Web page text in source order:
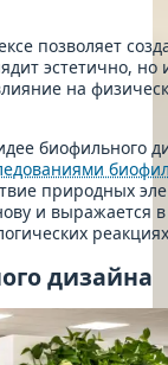
позволяет
эстетично, но
на
биофильного
природных
и выражается в
дизайна